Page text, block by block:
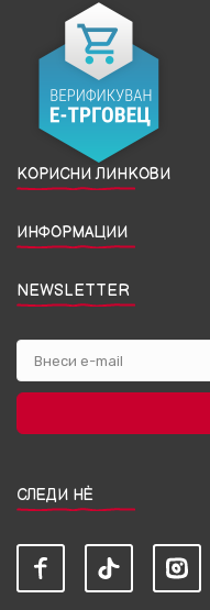
КОРИСНИ ЛИНКОВИ
ИНФОРМАЦИИ
NEWSLETTER
СЛЕДИ НЀ